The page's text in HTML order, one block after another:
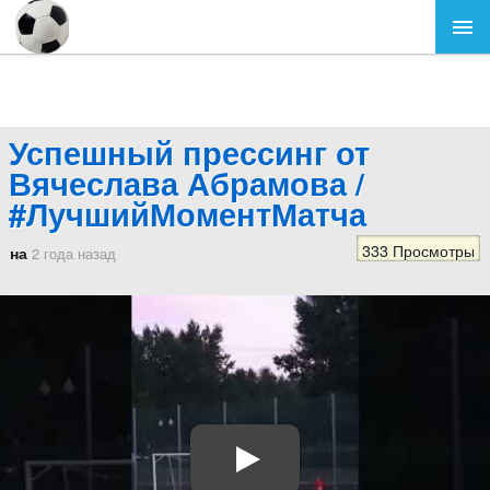
Успешный прессинг от
Вячеслава Абрамова /
#ЛучшийМоментМатча
на 2 года назад 333 Просмотры